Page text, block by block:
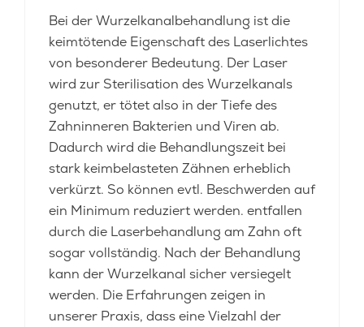
Bei der Wurzelkanalbehandlung ist die
keimtötende Eigenschaft des Laserlichtes
von besonderer Bedeutung. Der Laser
wird zur Sterilisation des Wurzelkanals
genutzt, er tötet also in der Tiefe des
Zahninneren Bakterien und Viren ab.
Dadurch wird die Behandlungszeit bei
stark keimbelasteten Zähnen erheblich
verkürzt. So können evtl. Beschwerden auf
ein Minimum reduziert werden. entfallen
durch die Laserbehandlung am Zahn oft
sogar vollständig. Nach der Behandlung
kann der Wurzelkanal sicher versiegelt
werden. Die Erfahrungen zeigen in
unserer Praxis, dass eine Vielzahl der